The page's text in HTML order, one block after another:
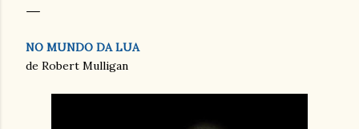
NO MUNDO DA LUA
de Robert Mulligan